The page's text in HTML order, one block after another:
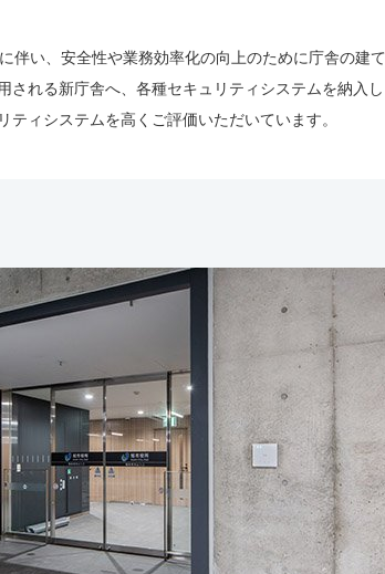
い、安全性や業務効率化の向上のために庁舎の建
れる新庁舎へ、各種セキュリティシステムを納入
ィシステムを高くご評価いただいています。